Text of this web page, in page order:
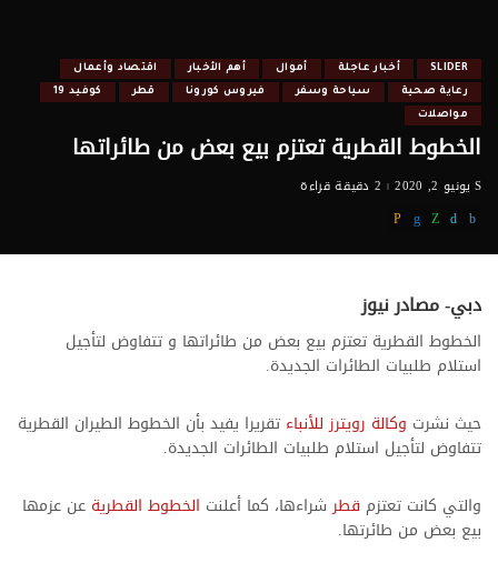
SLIDER أخبار عاجلة أموال أهم الأخبار
اقتصاد وأعمال
رعاية صحية
سياحة وسفر فيروس كورونا قطر
كوفيد 19
مواصلات
الخطوط القطرية تعتزم بيع بعض من طائراتها
يونيو 2, 2020 2 دقيقة قراءة
دبي- مصادر نيوز
الخطوط القطرية تعتزم بيع بعض من طائراتها و تتفاوض لتأجيل
استلام طلبيات الطائرات الجديدة.
حيث نشرت وكالة رويترز للأنباء تقريرا يفيد بأن الخطوط الطيران القطرية
تتفاوض لتأجيل استلام طلبيات الطائرات الجديدة.
والتي كانت تعتزم قطرشراءها، كما أعلنت الخطوط القطرية عن عزمها
بيع بعض من طائرتها.